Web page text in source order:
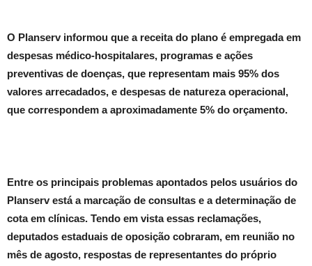
O Planserv informou que a receita do plano é empregada em
despesas médico-hospitalares, programas e ações
preventivas de doenças, que representam mais 95% dos
valores arrecadados, e despesas de natureza operacional,
que correspondem a aproximadamente 5% do orçamento.
Entre os principais problemas apontados pelos usuários do
Planserv está a marcação de consultas e a determinação de
cota em clínicas. Tendo em vista essas reclamações,
deputados estaduais de oposição cobraram, em reunião no
mês de agosto, respostas de representantes do próprio